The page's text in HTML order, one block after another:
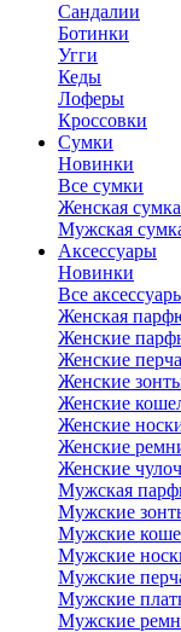
Сандалии
Ботинки
Угги
Кеды
Лоферы
Кроссовки
Сумки
Новинки
Все сумки
Женская сумка
Мужская
Аксессуары
Новинки
Все
Женская
Женские
Женские
Женские
Женские
Женские
Женские
Женские
Мужская
Мужские
Мужские
Мужские
Мужские
Мужские
Мужские